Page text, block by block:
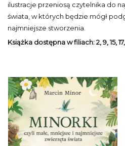
ilustracje przeniosą czytelnika do
świata, w których będzie mógł
najmniejsze stworzenia.
Książka dostępna w filiach:2, 9, 15,